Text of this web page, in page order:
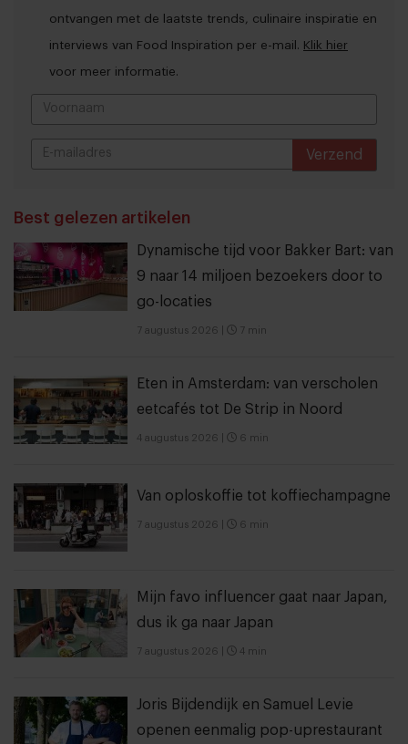
ontvangen met de laatste trends, culinaire inspiratie en
interviews van Food Inspiration per e-mail. Klik hier
voor meer informatie.
Verzend
Best gelezen artikelen
Dynamische tijd voor Bakker Bart: van
9 naar 14 miljoen bezoekers door to
go-locaties
7 augustus 2026 7 min
Eten in Amsterdam: van verscholen
eetcafés tot De Strip in Noord
4 augustus 2026 6 min
Van oploskoffie tot koffiechampagne
7 augustus 2026 6 min
Mijn favo influencer gaat naar Japan,
dus ik ga naar Japan
7 augustus 2026 4 min
Joris Bijdendijk en Samuel Levie
openen eenmalig pop-uprestaurant